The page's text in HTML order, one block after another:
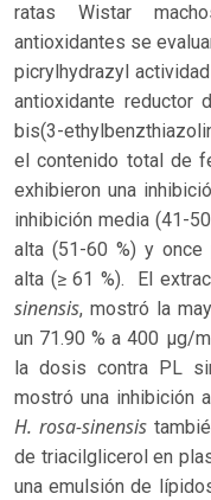
ratas Wistar
antioxidantes se
picrylhydrazyl
antioxidante reductor
bis(3-
el contenido total de
exhibieron una
inhibición media (41-
alta (51-60 %) y once
alta (≥ 61 %). El
sinensis, mostró la
un 71.90 % a 400 µg/
la dosis contra PL
mostró una inhibición
H. rosa-sinensis
de triacilglicerol en
una emulsión de